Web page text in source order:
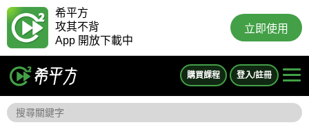
希平方
攻其不背
App 開放下載中
立即使用
購買課程 登入/註冊